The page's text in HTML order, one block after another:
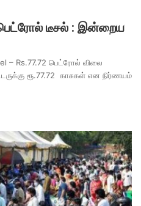
டீசல் : இன்றைய
– Rs.77.72 பெட்ரோல் விலை
ரூ.77.72 காசுகள் என நிர்ணயம்